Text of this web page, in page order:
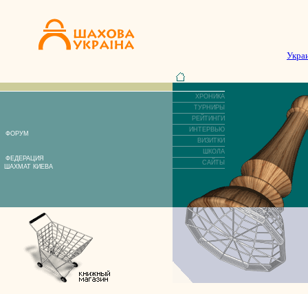
ФОРУМ
ФЕДЕРАЦИЯ
ШАХМАТ КИЕВА
ХРОНИКА
ТУРНИРЫ
РЕЙТИНГИ
ИНТЕРВЬЮ
ВИЗИТКИ
ШКОЛА
САЙТЫ